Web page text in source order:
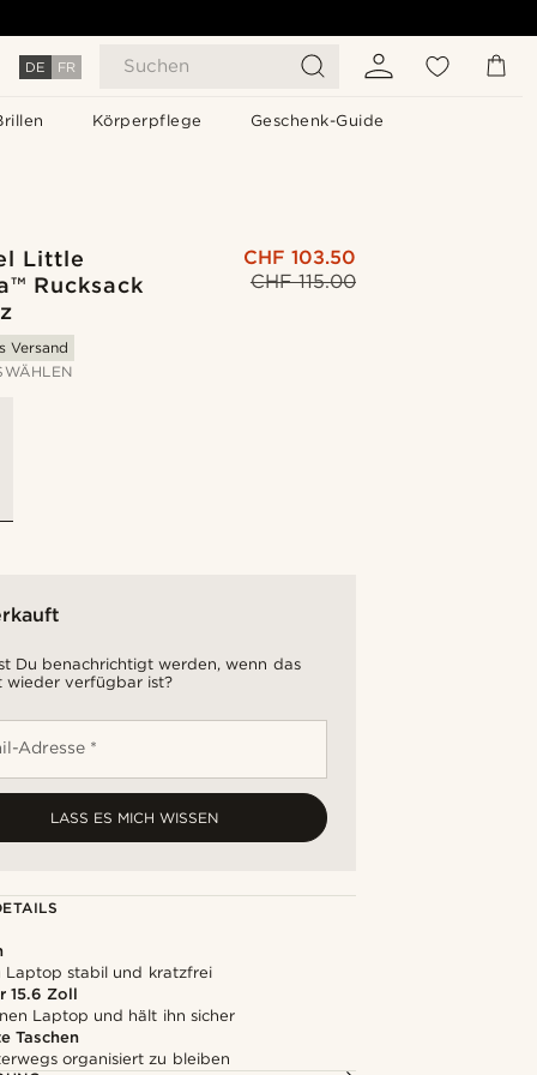
DE FR Suchen
Körperpflege Geschenk-Guide
Little
Rucksack
CHF 115.00
CHF 103.50
Versand
Du benachrichtigt werden, wenn das
wieder verfügbar ist?
Adresse *
LASS ES MICH WISSEN
Laptop stabil und kratzfrei
15.6 Zoll
Laptop und hält ihn sicher
Taschen
organisiert zu bleiben